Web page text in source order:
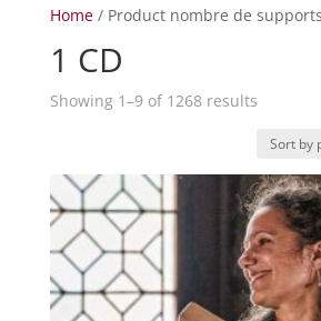
Home/ Product nombre de
1 CD
Showing 1–9 of 1268 resultsSorted